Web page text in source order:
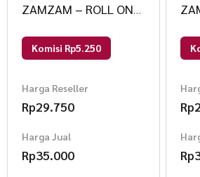
ZAMZAM – ROLL ON
Haramain Oud
Komisi Rp5.250
Harga Reseller
Rp29.750
Harga Jual
Rp35.000
Rp
Rp